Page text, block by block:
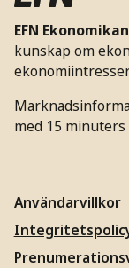
EFN
kunskap om
med 15
Användarvillkor